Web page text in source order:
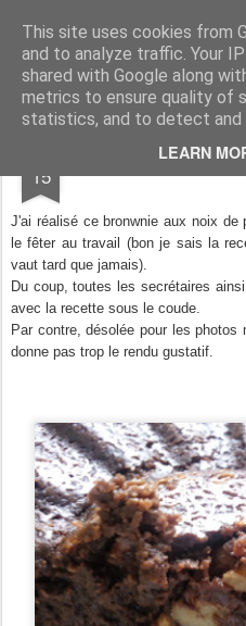
This site uses cookies from
and to analyze traffic. Your
shared with Google along
metrics to ensure quality of
statistics, and to detect and
LEARN
Aux papilles by Virginie
15 Brownie
J'ai réalisé ce bronwnie aux noix de
le fêter au travail (bon je sais la
vaut tard que jamais).
Du coup, toutes les secrétaires
avec la recette sous le coude.
Par contre, désolée pour les
donne pas trop le rendu gustatif.